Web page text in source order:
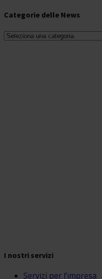
Categorie delle News
Categorie
I nostri servizi
Servizi per l’impresa